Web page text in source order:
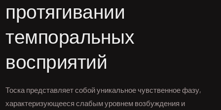
протягивании
темпоральных
восприятий
Тоска представляет собой уникальное чувственное фазу,
характеризующееся слабым уровнем возбуждения и